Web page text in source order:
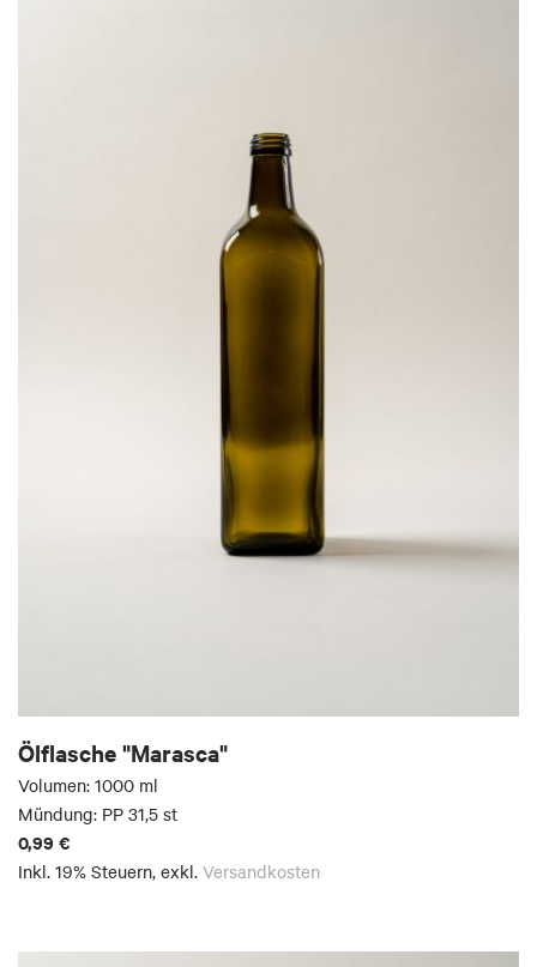
Ölflasche "Marasca"
Volumen: 1000 ml
Mündung: PP 31,5 st
0,99 €
Inkl. 19% Steuern, exkl. Versandkosten